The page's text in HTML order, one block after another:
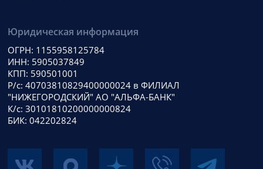
Юридическая информация
ОГРН: 1155958125784
ИНН: 5905037849
КПП: 590501001
Р/с: 40703810829400000024 в ФИЛИАЛ
"НИЖЕГОРОДСКИЙ" АО "АЛЬФА-БАНК"
К/с: 30101810200000000824
БИК: 042202824